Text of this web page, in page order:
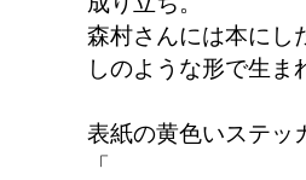
森村さんには本にし
しのような形で生ま
表紙の黄色いステッ
「